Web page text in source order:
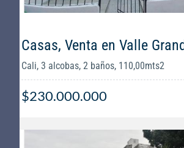
Casas, Venta en Valle
Cali, 3 alcobas, 2 baños, 110,00mts2
$230.000.000